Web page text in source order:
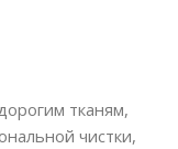
тканям,
чистки,